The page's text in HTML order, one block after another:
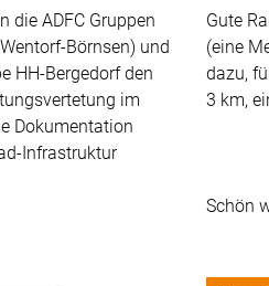
die ADFC Gruppen
Börnsen) und
HH-Bergedorf den
im
Dokumentation
Infrastruktur
Gute
(eine
dazu,
3 km,
Schön